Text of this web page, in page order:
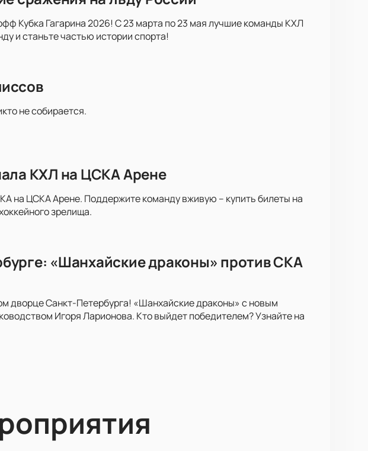
Кубка Гагарина 2026! С 23 марта по 23 мая лучшие команды КХЛ
и станьте частью истории спорта!
не собирается.
КХЛ на ЦСКА Арене
на ЦСКА Арене. Поддержите команду вживую – купить билеты на
зрелища.
«Шанхайские драконы» против СКА
дворце Санкт-Петербурга! «Шанхайские драконы» с новым
Игоря Ларионова. Кто выйдет победителем? Узнайте на